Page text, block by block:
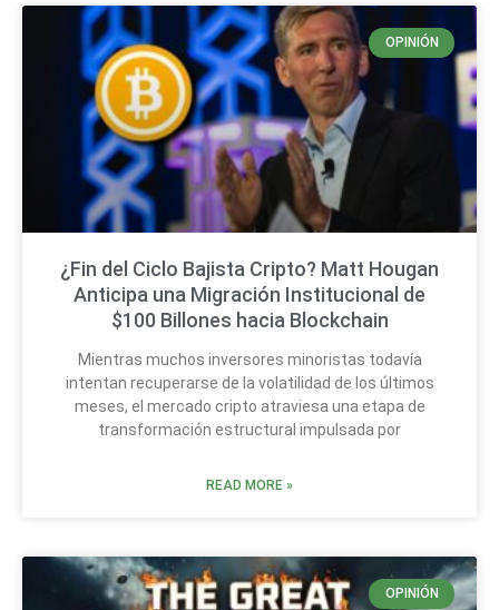
OPINIÓN
¿Fin del Ciclo Bajista Cripto? Matt Hougan
Anticipa una Migración Institucional de
$100 Billones hacia Blockchain
Mientras muchos inversores minoristas todavía
intentan recuperarse de la volatilidad de los últimos
meses, el mercado cripto atraviesa una etapa de
transformación estructural impulsada por
READ MORE »
OPINIÓN